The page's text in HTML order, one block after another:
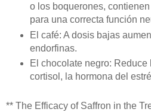
o los boquerones,
para una correcta función
El café: A dosis bajas
endorfinas.
El chocolate negro: Reduce
cortisol, la hormona del
** The Efficacy of Saffron in the